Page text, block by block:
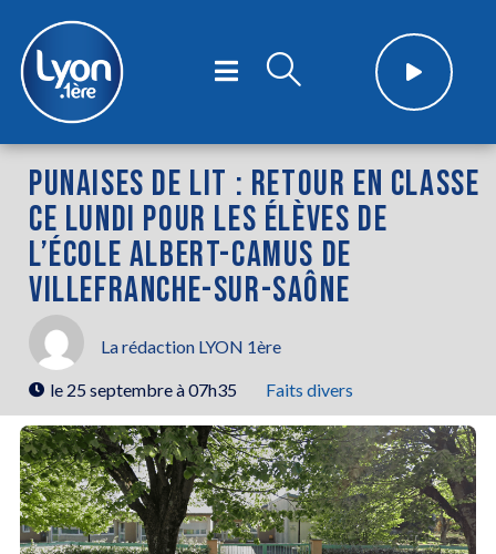
PUNAISES DE LIT : RETOUR EN CLASSE
CE LUNDI POUR LES ÉLÈVES DE
L’ÉCOLE ALBERT-CAMUS DE
VILLEFRANCHE-SUR-SAÔNE
La rédaction LYON 1ère
le 25 septembre à 07h35 Faits divers